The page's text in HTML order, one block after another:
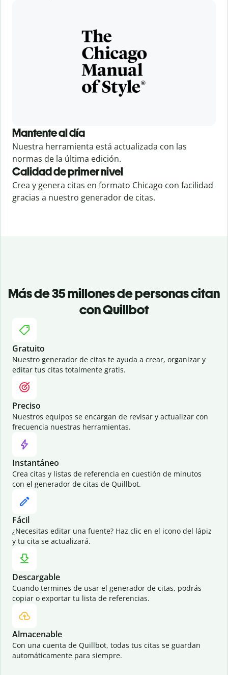
Mantente al día
Nuestra herramienta está actualizada con las
normas de la última edición.
Calidad de primer nivel
Crea y genera citas en formato Chicago con facilidad
gracias a nuestro generador de citas.
Más de 35 millones de personas citan
con Quillbot
Gratuito
Nuestro generador de citas te ayuda a crear, organizar y
editar tus citas totalmente gratis.
Preciso
Nuestros equipos se encargan de revisar y actualizar con
frecuencia nuestras herramientas.
Instantáneo
Crea citas y listas de referencia en cuestión de minutos
con el generador de citas de Quillbot.
Fácil
¿Necesitas editar una fuente? Haz clic en el icono del lápiz
y tu cita se actualizará.
Descargable
Cuando termines de usar el generador de citas, podrás
copiar o exportar tu lista de referencias.
Almacenable
Con una cuenta de Quillbot, todas tus citas se guardan
automáticamente para siempre.